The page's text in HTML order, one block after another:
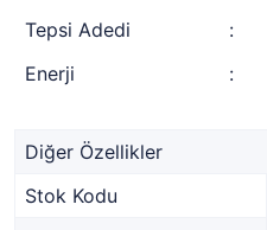
Tepsi Adedi
:
Enerji
:
Diğer Özellikler
Stok Kodu